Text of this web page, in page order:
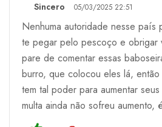
Sincero 05/03/2025 22:51
Nenhuma autoridade nesse país
te pegar pelo pescoço e obrigar
pare de comentar essas
burro, que colocou eles lá,
tem tal poder para aumentar
multa ainda não sofreu aumento,